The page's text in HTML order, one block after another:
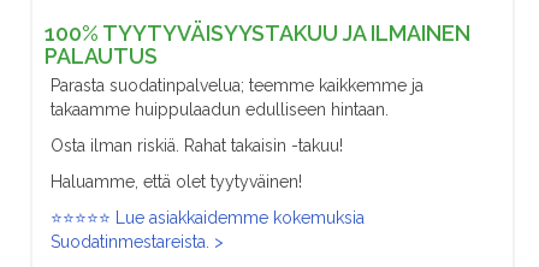
100% TYYTYVÄISYYSTAKUU JA ILMAINEN
PALAUTUS
Parasta suodatinpalvelua; teemme kaikkemme ja
takaamme huippulaadun edulliseen hintaan.
Osta ilman riskiä. Rahat takaisin -takuu!
Haluamme, että olet tyytyväinen!
⭐⭐⭐⭐⭐ Lue asiakkaidemme kokemuksia
Suodatinmestareista. >